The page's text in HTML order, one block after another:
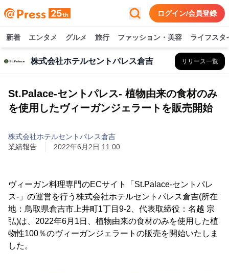
ログイン/会員登録
新着 エンタメ グルメ 旅行 ファッション・美容 ライフスタ
株式会社ホテルセントパレス倉吉 リリース一覧
St.Palace-セントパレス- 植物由来の食材のみ
を使用したヴィーガンジェラートを販売開始
株式会社ホテルセントパレス倉吉
業績報告
2022年6月2日 11:00
ヴィーガン料理専門のECサイト「St.Palace-セントパレ
ス-」の運営を行う株式会社ホテルセントパレス倉吉(所在
地：鳥取県倉吉市上井町1丁目9-2、代表取締役：名越 宗
弘)は、2022年6月1日、植物由来の食材のみを使用した植
物性100％のヴィーガンジェラートの販売を開始いたしま
した。